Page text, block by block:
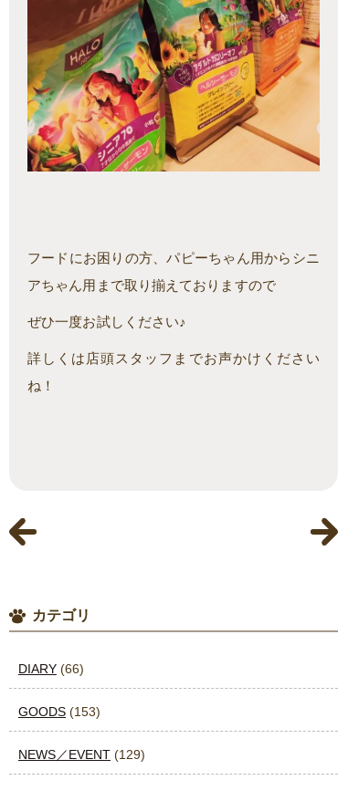
フードにお困りの方、パピーちゃん用からシニ
アちゃん用まで取り揃えておりますので
ぜひ一度お試しください♪
詳しくは店頭スタッフまでお声かけください
ね！
カテゴリ
DIARY (66)
GOODS (153)
NEWS／EVENT (129)